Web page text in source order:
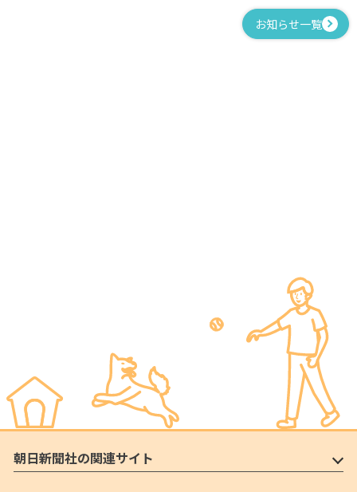
お知らせ一覧
朝日新聞社の関連サイト